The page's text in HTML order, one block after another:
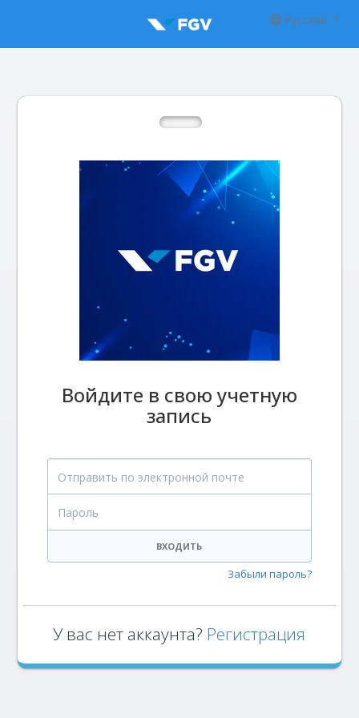
Русский
Войдите в свою учетную
запись
Отправить по электронной почте
ВХОДИТЬ
Забыли пароль?
У вас нет аккаунта? Регистрация